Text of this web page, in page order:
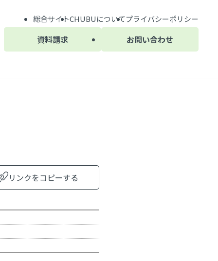
資料請求 お問い合わせ
総合サイトCHUBUについてプライバシーポリシー
リンクをコピーする